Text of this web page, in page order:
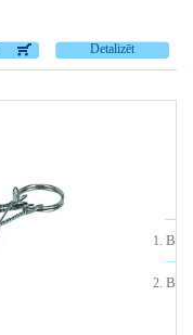
Detalizēt